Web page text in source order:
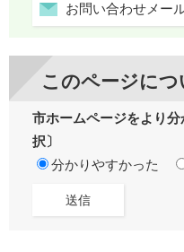
お問い合わせメー
このページにつ
市ホームページをより
択〕
分かりやすかった